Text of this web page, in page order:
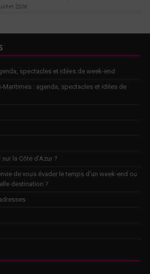
2026
spectacles et idées de week-end
Maritimes : agenda, spectacles et idées de
la Côte d’Azur ?
de vous évader le temps d’un week-end ou
destination ?